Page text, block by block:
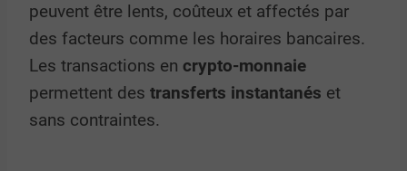
peuvent être lents, coûteux et affectés par
des facteurs comme les horaires bancaires.
Les transactions en crypto-monnaie
permettent des transferts instantanés et
sans contraintes.